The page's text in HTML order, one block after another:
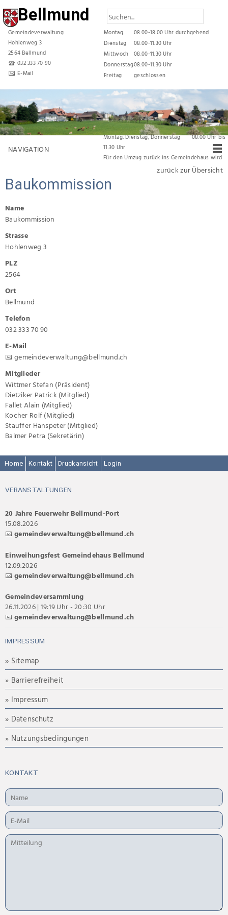
Bellmund
Gemeindeverwaltung
Hohlenweg 3
2564 Bellmund
032 333 70 90
E-Mail
Montag
08.00-18.00 Uhr durchgehend
Dienstag
08.00-11.30 Uhr
Mittwoch
08.00-11.30 Uhr
Donnerstag08.00-11.30 Uhr
Freitag
geschlossen
Reduzierte Öffnungszeiten während den
Sommerferien
vom 06. Juli 2026 bis und mit 31. Juli 2026 gelten
folgende Öffnungszeiten:
Montag, Dienstag, Donnerstag 08.00 Uhr bis
11.30 Uhr
Für den Umzug zurück ins Gemeindehaus wird
vom 03. August 2026 bis am
bleiben.
NAVIGATION
zurück zur Übersicht
Baukommission
Name
Baukommission
Strasse
Hohlenweg 3
PLZ
2564
Ort
Bellmund
Telefon
032 333 70 90
E-Mail
gemeindeverwaltung@bellmund.ch
Mitglieder
Wittmer Stefan (Präsident)
Dietziker Patrick (Mitglied)
Fallet Alain (Mitglied)
Kocher Rolf (Mitglied)
Stauffer Hanspeter (Mitglied)
Balmer Petra (Sekretärin)
Home Kontakt Druckansicht Login
VERANSTALTUNGEN
20 Jahre Feuerwehr Bellmund-Port
15.08.2026
gemeindeverwaltung@bellmund.ch
Einweihungsfest Gemeindehaus Bellmund
12.09.2026
gemeindeverwaltung@bellmund.ch
Gemeindeversammlung
26.11.2026 | 19:19 Uhr - 20:30 Uhr
gemeindeverwaltung@bellmund.ch
IMPRESSUM
» Sitemap
» Barrierefreiheit
» Impressum
» Datenschutz
» Nutzungsbedingungen
KONTAKT